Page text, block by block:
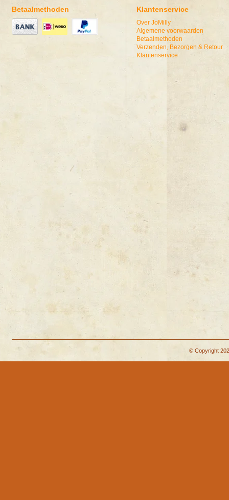
Betaalmethoden Klantenservice
Over JoMilly
Algemene voorwaarden
Betaalmethoden
Verzenden, Bezorgen & Retour
Klantenservice
© Copyright